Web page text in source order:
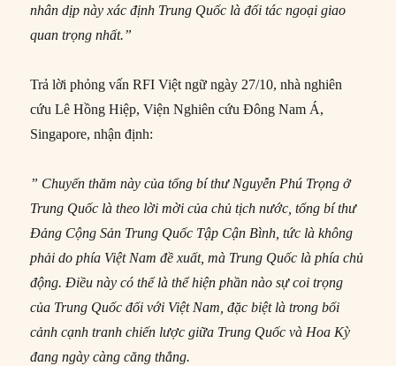
nhân dịp này xác định Trung Quốc là đối tác ngoại giao
quan trọng nhất.”
Trả lời phỏng vấn RFI Việt ngữ ngày 27/10, nhà nghiên
cứu Lê Hồng Hiệp, Viện Nghiên cứu Đông Nam Á,
Singapore, nhận định:
” Chuyến thăm này của tổng bí thư Nguyễn Phú Trọng ở
Trung Quốc là theo lời mời của chủ tịch nước, tổng bí thư
Đảng Cộng Sản Trung Quốc Tập Cận Bình, tức là không
phải do phía Việt Nam đề xuất, mà Trung Quốc là phía chủ
động. Điều này có thể là thể hiện phần nào sự coi trọng
của Trung Quốc đối với Việt Nam, đặc biệt là trong bối
cảnh cạnh tranh chiến lược giữa Trung Quốc và Hoa Kỳ
đang ngày càng căng thẳng.